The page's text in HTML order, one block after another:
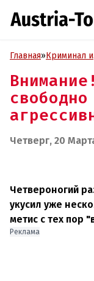
Главная»Криминал и
Четверг, 20
Четвероногий
укусил уже
метис с тех пор
Реклама